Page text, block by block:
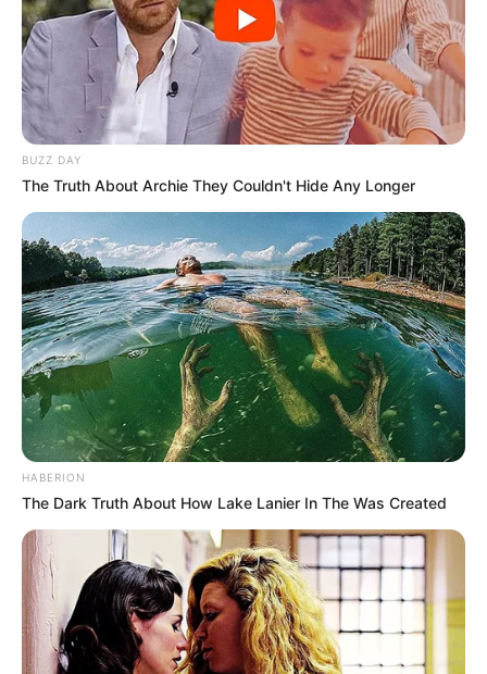
BUZZ DAY
The Truth About Archie They Couldn't Hide Any Longer
HABERION
The Dark Truth About How Lake Lanier In The Was Created